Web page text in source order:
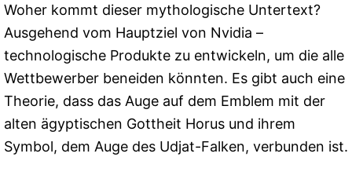
Woher kommt dieser mythologische Untertext?
Ausgehend vom Hauptziel von Nvidia –
technologische Produkte zu entwickeln, um die alle
Wettbewerber beneiden könnten. Es gibt auch eine
Theorie, dass das Auge auf dem Emblem mit der
alten ägyptischen Gottheit Horus und ihrem
Symbol, dem Auge des Udjat-Falken, verbunden ist.